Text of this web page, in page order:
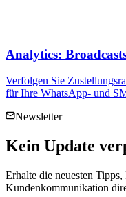
Analytics:
Verfolgen Sie
für Ihre WhatsApp- und
Newsletter
Kein Update
Erhalte die neuesten
Kundenkommunikation